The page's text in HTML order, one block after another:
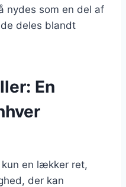
nydes som en del af
deles blandt
En
en lækker ret,
der kan